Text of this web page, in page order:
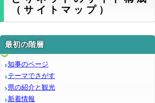
（サイトマップ）
最初の階層
知事のページ
テーマでさがす
県の紹介と観光
新着情報